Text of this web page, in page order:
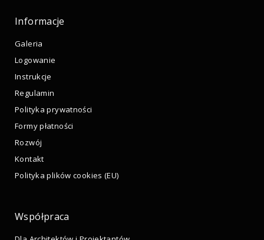
Informacje
Galeria
Logowanie
Instrukcje
Regulamin
Polityka prywatności
Formy płatności
Rozwój
Kontakt
Polityka plików cookies (EU)
Współpraca